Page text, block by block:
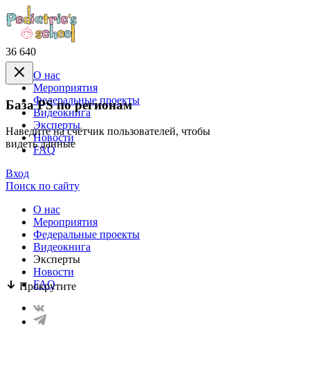
36 640
База PS по регионам
Наведите на счётчик пользователей, чтобы
видеть данные
Прокрутите
О нас
Mероприятия
Федеральные проекты
Видеокнига
Эксперты
Новости
FAQ
Вход
Поиск по сайту
О нас
Mероприятия
Федеральные проекты
Видеокнига
Эксперты
Новости
FAQ